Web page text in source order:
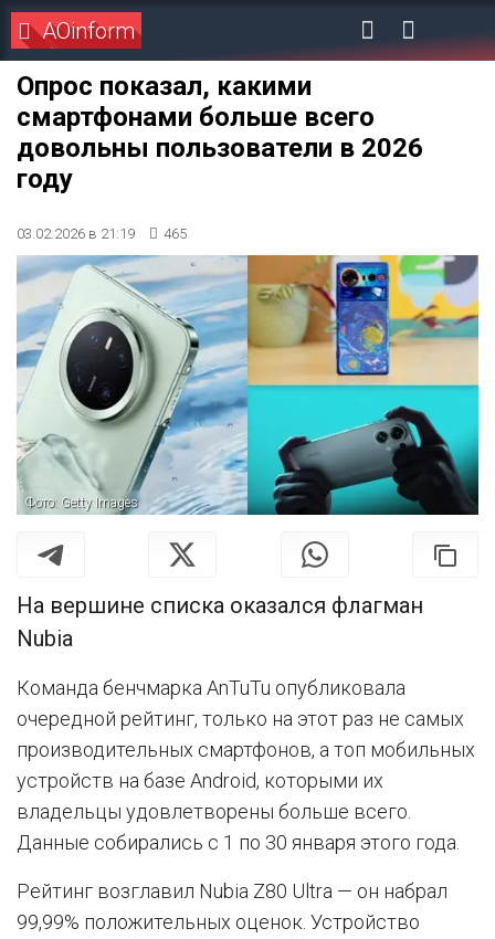
AOinform
Опрос показал, какими
смартфонами больше всего
довольны пользователи в 2026
году
03.02.2026 в 21:19 465
Фото: Getty Images
На вершине списка оказался флагман
Nubia
Команда бенчмарка AnTuTu опубликовала
очередной рейтинг, только на этот раз не самых
производительных смартфонов, а топ мобильных
устройств на базе Android, которыми их
владельцы удовлетворены больше всего.
Данные собирались с 1 по 30 января этого года.
Рейтинг возглавил Nubia Z80 Ultra — он набрал
99,99% положительных оценок. Устройство